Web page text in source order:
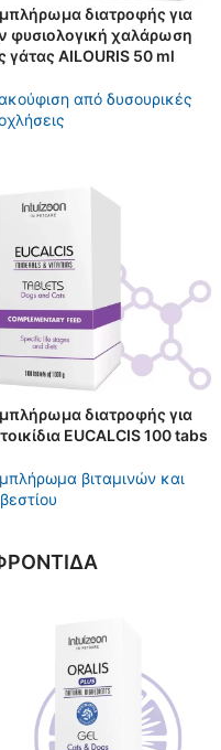
διατροφής για
φυσιολογική χαλάρωση
γάτας AILOURIS 50 ml
από δυσουρικές
διατροφής για
EUCALCIS 100 tabs
βιταμινών και